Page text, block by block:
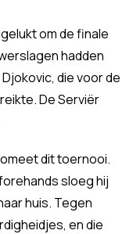
om de finale
hadden
die voor de
De Serviër
dit toernooi.
sloeg hij
huis. Tegen
en die